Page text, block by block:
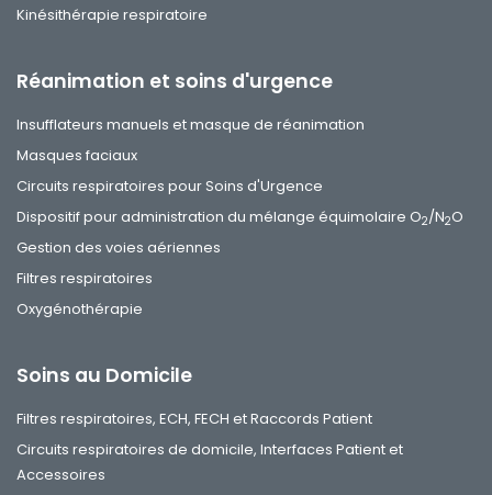
Kinésithérapie respiratoire
Réanimation et soins d'urgence
Insufflateurs manuels et masque de réanimation
Masques faciaux
Circuits respiratoires pour Soins d'Urgence
Dispositif pour administration du mélange équimolaire O2/N2O
Gestion des voies aériennes
Filtres respiratoires
Oxygénothérapie
Soins au Domicile
Filtres respiratoires, ECH, FECH et Raccords Patient
Circuits respiratoires de domicile, Interfaces Patient et
Accessoires